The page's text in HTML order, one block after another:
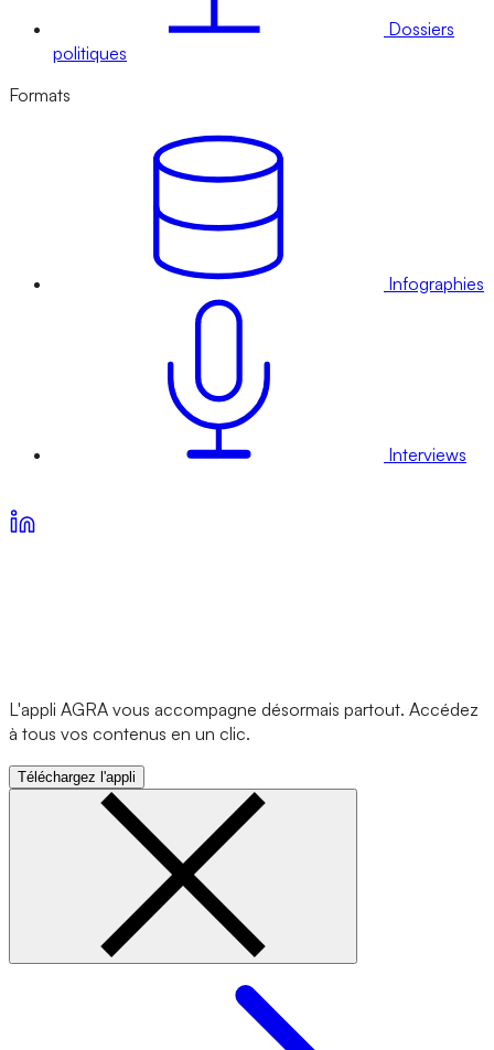
Dossiers
politiques
Formats
Infographies
Interviews
L'appli AGRA vous accompagne désormais partout. Accédez
à tous vos contenus en un clic.
Téléchargez l'appli